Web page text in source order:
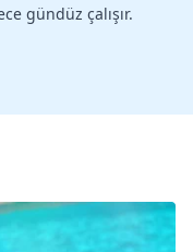
gündüz çalışır.